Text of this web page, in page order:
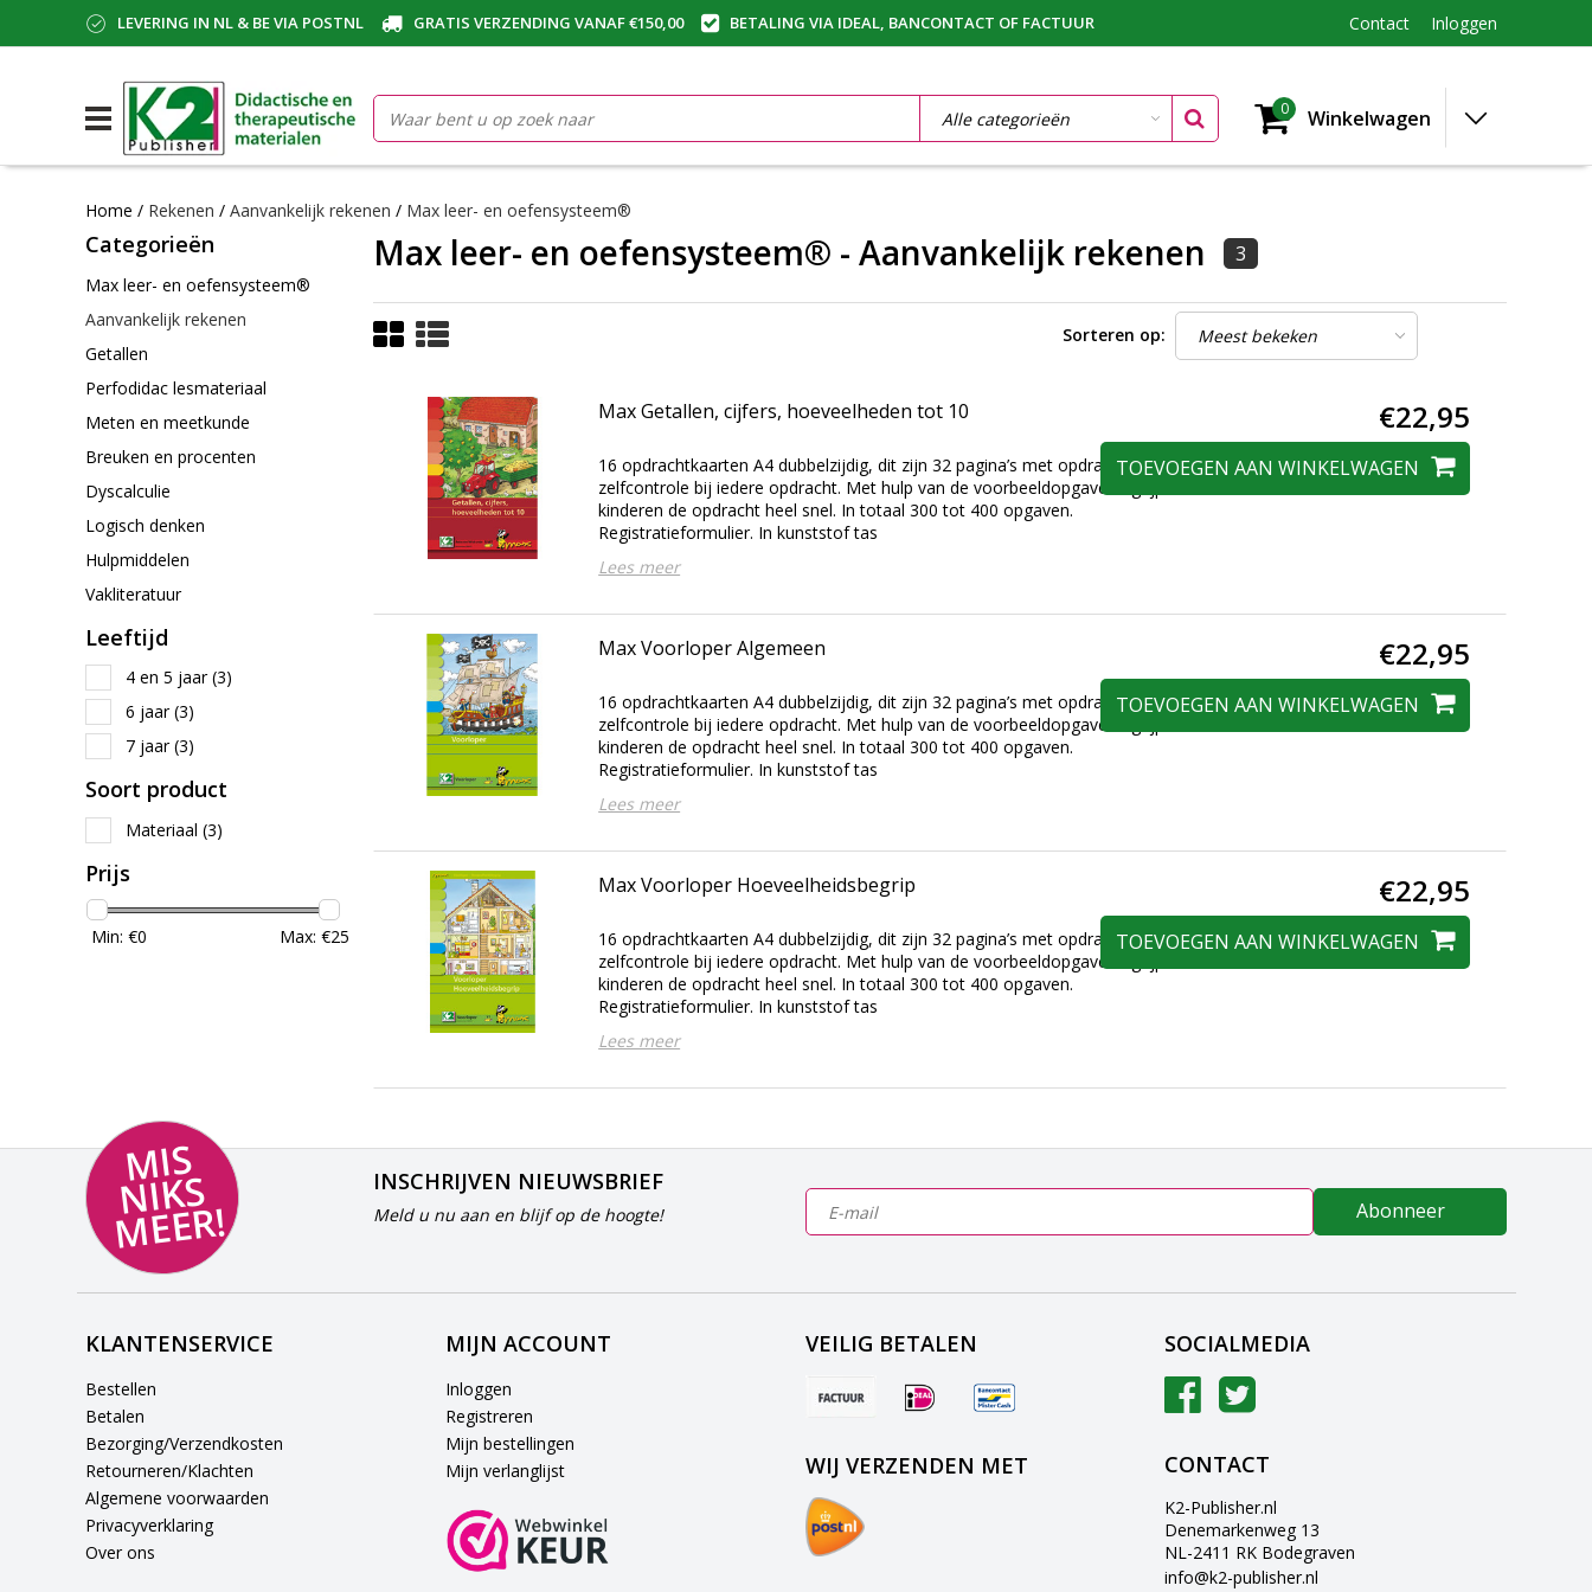
LEVERING IN NL & BE VIA POSTNL GRATIS VERZENDING VANAF €150,00 BETALING VIA IDEAL, BANCONTACT OF FACTUUR Contact Inloggen
0 Winkelwagen
Home / Rekenen / Aanvankelijk rekenen / Max leer- en oefensysteem®
Categorieën
Max leer- en oefensysteem®
Aanvankelijk rekenen
Getallen
Perfodidac lesmateriaal
Meten en meetkunde
Breuken en procenten
Dyscalculie
Logisch denken
Hulpmiddelen
Vakliteratuur
Leeftijd
4 en 5 jaar(3)
6 jaar(3)
7 jaar(3)
Soort product
Materiaal (3)
Prijs
Min: €0 Max: €25
Max leer- en oefensysteem® - Aanvankelijk rekenen 3
Sorteren op:
Max Getallen, cijfers, hoeveelheden tot 10
16 opdrachtkaarten A4 dubbelzijdig, dit zijn 32 pagina’s met opdrachten en
zelfcontrole bij iedere opdracht. Met hulp van de voorbeeldopgave begrijpen de
kinderen de opdracht heel snel. In totaal 300 tot 400 opgaven.
Registratieformulier. In kunststof tas
Lees meer
€22,95
TOEVOEGEN AAN WINKELWAGEN
Max Voorloper Algemeen
16 opdrachtkaarten A4 dubbelzijdig, dit zijn 32 pagina’s met opdrachten en
zelfcontrole bij iedere opdracht. Met hulp van de voorbeeldopgave begrijpen de
kinderen de opdracht heel snel. In totaal 300 tot 400 opgaven.
Registratieformulier. In kunststof tas
Lees meer
€22,95
TOEVOEGEN AAN WINKELWAGEN
Max Voorloper Hoeveelheidsbegrip
16 opdrachtkaarten A4 dubbelzijdig, dit zijn 32 pagina’s met opdrachten en
zelfcontrole bij iedere opdracht. Met hulp van de voorbeeldopgave begrijpen de
kinderen de opdracht heel snel. In totaal 300 tot 400 opgaven.
Registratieformulier. In kunststof tas
Lees meer
€22,95
TOEVOEGEN AAN WINKELWAGEN
MI
S
NI
K
S
M
E
E
R!
INSCHRIJVEN NIEUWSBRIEF
Meld u nu aan en blijf op de hoogte! Abonneer
KLANTENSERVICE
Bestellen
Betalen
Bezorging/Verzendkosten
Retourneren/Klachten
Algemene voorwaarden
Privacyverklaring
Over ons
MIJN ACCOUNT
Inloggen
Registreren
Mijn bestellingen
Mijn verlanglijst
VEILIG BETALEN
WIJ VERZENDEN MET
SOCIALMEDIA
CONTACT
K2-Publisher.nl
Denemarkenweg 13
NL-2411 RK Bodegraven
info@k2-publisher.nl